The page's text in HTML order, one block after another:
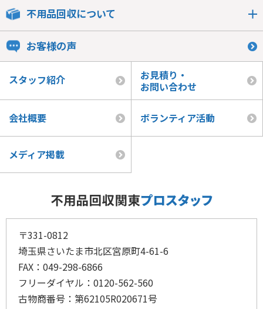
不用品回収について
お客様の声
スタッフ紹介
お見積り・
お問い合わせ
会社概要 ボランティア活動
メディア掲載
〒331-0812
埼玉県さいたま市北区宮原町4-61-6
FAX：049-298-6866
フリーダイヤル：0120-562-560
古物商番号：第62105R020671号